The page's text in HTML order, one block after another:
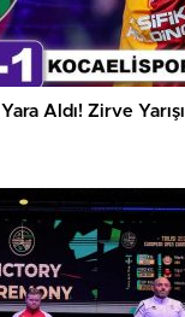
Aldı! Zirve Yarışı